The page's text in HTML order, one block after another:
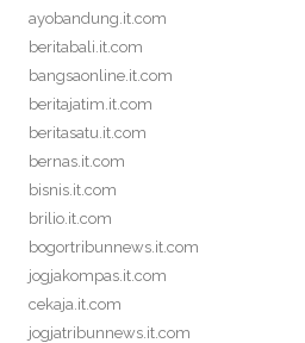
ayobandung.it.com
beritabali.it.com
bangsaonline.it.com
beritajatim.it.com
beritasatu.it.com
bernas.it.com
bisnis.it.com
brilio.it.com
bogortribunnews.it.com
jogjakompas.it.com
cekaja.it.com
jogjatribunnews.it.com